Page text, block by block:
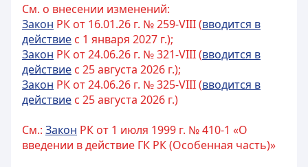
См. о внесении изменений:
Закон РК от 16.01.26 г. № 259-VIII (вводится в
действие с 1 января 2027 г.);
Закон РК от 24.06.26 г. № 321-VIII (вводится в
действие с 25 августа 2026 г.);
Закон РК от 24.06.26 г. № 325-VIII (вводится в
действие с 25 августа 2026 г.)
См.: Закон РК от 1 июля 1999 г. № 410-1 «О
введении в действие ГК РК (Особенная часть)»